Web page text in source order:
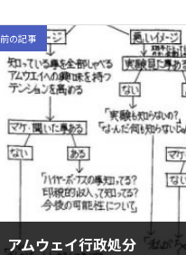
前の記事
アムウェイ行政処分